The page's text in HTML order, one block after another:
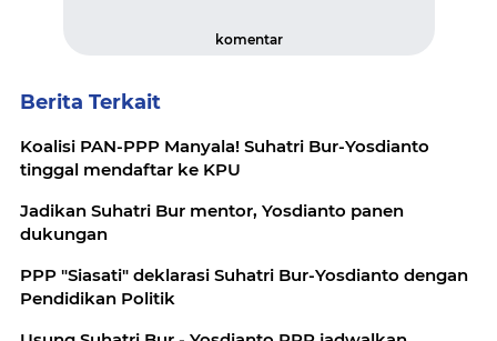
komentar
Berita Terkait
Koalisi PAN-PPP Manyala! Suhatri Bur-Yosdianto
tinggal mendaftar ke KPU
Jadikan Suhatri Bur mentor, Yosdianto panen
dukungan
PPP "Siasati" deklarasi Suhatri Bur-Yosdianto dengan
Pendidikan Politik